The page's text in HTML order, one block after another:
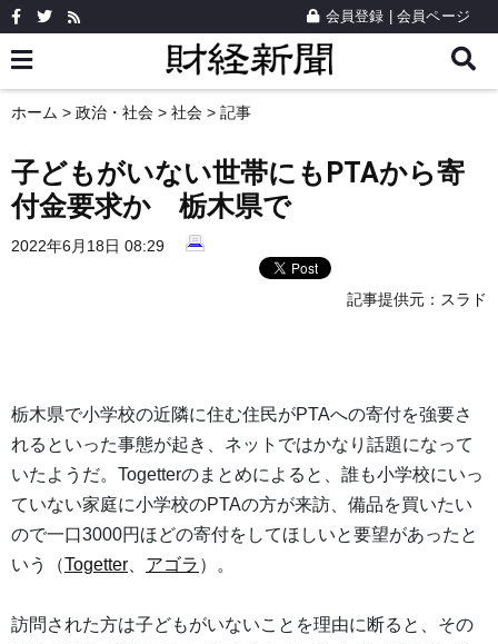
会員登録 会員ページ
ホーム > 政治・社会 > 社会 > 記事
子どもがいない世帯にもPTAから寄
付金要求か 栃木県で
2022年6月18日 08:29
記事提供元： スラド
栃木県で小学校の近隣に住む住民がPTAへの寄付を強要さ
れるといった事態が起き、ネットではかなり話題になって
いたようだ。Togetterのまとめによると、誰も小学校にいっ
ていない家庭に小学校のPTAの方が来訪、備品を買いたい
ので一口3000円ほどの寄付をしてほしいと要望があったと
いう（Togetter アゴラ ）。
訪問された方は子どもがいないことを理由に断ると、その